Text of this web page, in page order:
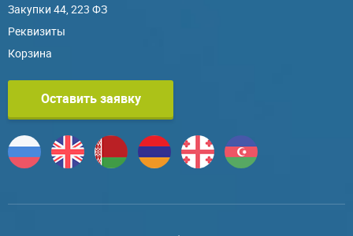
Закупки 44, 223 ФЗ
Реквизиты
Корзина
Оставить заявку